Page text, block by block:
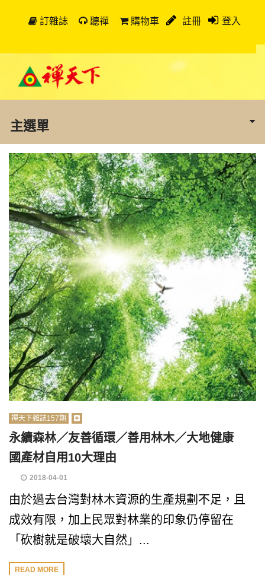
訂雜誌 聽禪 購物車 註冊 登入
主選單
禪天下雜誌157期
永續森林／友善循環／善用林木／大地健康
國產材自用10大理由
2018-04-01
由於過去台灣對林木資源的生產規劃不足，且
成效有限，加上民眾對林業的印象仍停留在
「砍樹就是破壞大自然」...
READ MORE